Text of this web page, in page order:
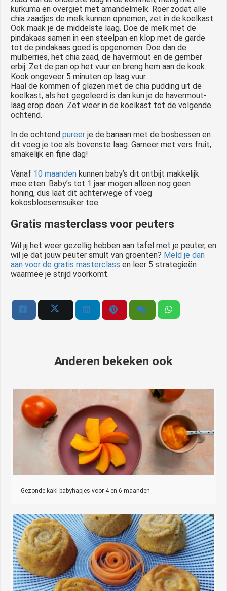
kurkuma en overgiet met amandelmelk. Roer zodat alle
chia zaadjes de melk kunnen opnemen, zet in de koelkast.
Ook maak je de middelste laag. Doe de melk met de
pindakaas samen in een steelpan en klop met de garde
tot de pindakaas goed is opgenomen. Doe dan de
mulberries, het chia zaad, de havermout en de gember
erbij. Zet de pan op het vuur en breng hem aan de kook.
Kook ongeveer 5 minuten op laag vuur.
Haal de kommen of glazen met de chia pudding uit de
koelkast, als het gegeleerd is dan kun je de havermout-
laag erop doen. Zet weer in de koelkast tot de volgende
ochtend.
In de ochtend pureer je de banaan met de bosbessen en
dit voeg je toe als bovenste laag. Garneer met vers fruit,
smakelijk en fijne dag!
Vanaf 10 maanden kunnen baby’s dit ontbijt makkelijk
mee eten. Baby’s tot 1 jaar mogen alleen nog geen
honing, dus laat dit achterwege of voeg
kokosbloesemsuiker toe.
Gratis masterclass voor peuters
Wil jij het weer gezellig hebben aan tafel met je peuter, en
wil je dat jouw peuter smult van groenten? Meld je dan
aan voor de gratis masterclass en leer 5 strategieën
waarmee je strijd voorkomt.
Anderen bekeken ook
Gezonde kaki babyhapjes voor 4 en 6 maanden